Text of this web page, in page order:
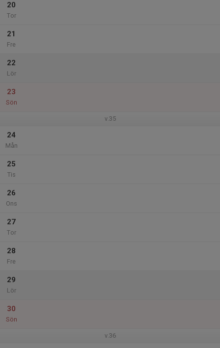
20
Tor
21
Fre
22
Lör
23
Sön
v.35
24
Mån
25
Tis
26
Ons
27
Tor
28
Fre
29
Lör
30
Sön
v.36